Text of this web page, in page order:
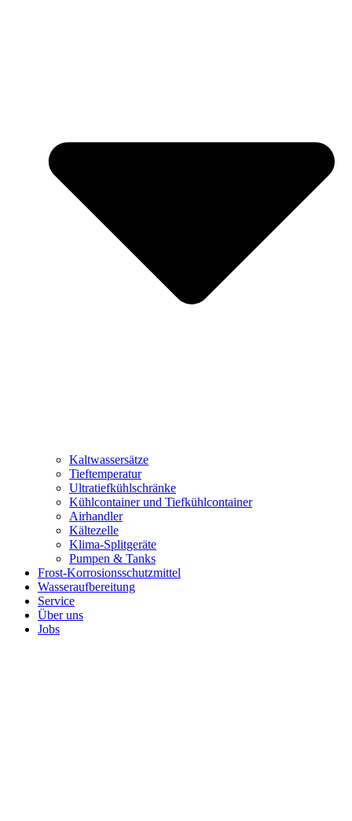
Kaltwassersätze
Tieftemperatur
Ultratiefkühlschränke
Kühlcontainer und Tiefkühlcontainer
Airhandler
Kältezelle
Klima-Splitgeräte
Pumpen & Tanks
Frost-Korrosionsschutzmittel
Wasseraufbereitung
Service
Über uns
Jobs